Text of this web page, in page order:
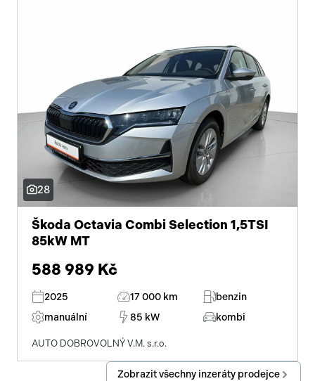
28
Škoda Octavia Combi Selection 1,5TSI
85kW MT
588 989 Kč
2025 17 000 km
benzin
manuální
85 kW kombi
AUTO DOBROVOLNÝ V.M. s.r.o.
Zobrazit všechny inzeráty prodejce